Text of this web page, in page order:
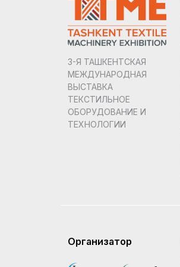
3-Я ТАШКЕНТСКАЯ
МЕЖДУНАРОДНАЯ
ВЫСТАВКА
ТЕКСТИЛЬНОЕ
ОБОРУДОВАНИЕ И
ТЕХНОЛОГИИ
Организатор